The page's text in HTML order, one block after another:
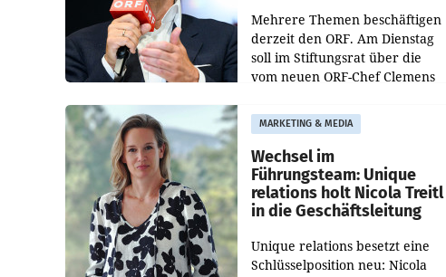
Mehrere Themen beschäftigen
derzeit den ORF. Am Dienstag
soll im Stiftungsrat über die
vom neuen ORF-Chef Clemens
Besetzungen für die
Direktionen abgestimmt
werden.
MARKETING & MEDIA
Wechsel im
Führungsteam: Unique
relations holt Nicola Treitl
in die Geschäftsleitung
Unique relations besetzt eine
Schlüsselposition neu: Nicola